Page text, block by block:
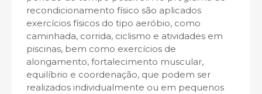
recondicionamento físico são aplicados
exercícios físicos do tipo aeróbio, como
caminhada, corrida, ciclismo e atividades em
piscinas, bem como exercícios de
alongamento, fortalecimento muscular,
equilíbrio e coordenação, que podem ser
realizados individualmente ou em pequenos